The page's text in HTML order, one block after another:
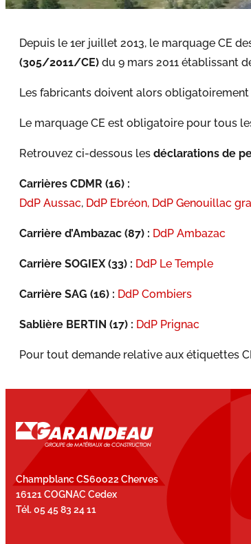
Depuis le 1er juillet 2013, le marquage CE
(305/2011/CE) du 9 mars 2011 établissant
Les fabricants doivent alors
Le marquage CE est obligatoire pour tous
Retrouvez ci-dessous les déclarations de
Carrières CDMR (16) :
DdP Aussac, DdP Ebréon, DdP Genouillac
Carrière d’Ambazac (87) : DdP Ambazac
Carrière SOGIEX (33) : DdP Le Temple
Carrière SAG (16) : DdP Combiers
Sablière BERTIN (17) : DdP Prignac
Pour tout demande relative aux étiquettes
Champblanc CS60022 Cherves
16121 COGNAC Cedex
Tél. 05 45 83 24 11